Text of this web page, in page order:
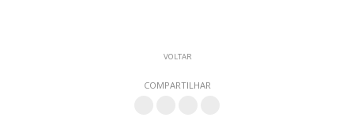
VOLTAR
COMPARTILHAR